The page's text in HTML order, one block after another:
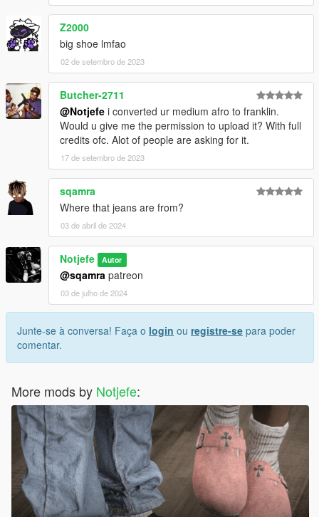
Z2000
big shoe lmfao
02 de setembro de 2023
Butcher-2711
@Notjefe i converted ur medium afro to franklin.
Would u give me the permission to upload it? With full
credits ofc. Alot of people are asking for it.
17 de setembro de 2023
sqamra
Where that jeans are from?
03 de abril de 2024
Notjefe Autor
@sqamra patreon
03 de julho de 2024
Junte-se à conversa! Faça o login ou registre-se para poder
comentar.
More mods by Notjefe: